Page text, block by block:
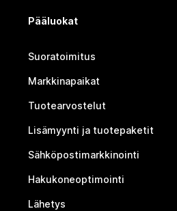
Pääluokat
Suoratoimitus
Markkinapaikat
Tuotearvostelut
Lisämyynti ja tuotepaketit
Sähköpostimarkkinointi
Hakukoneoptimointi
Lähetys